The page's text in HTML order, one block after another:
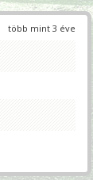
több mint 3 éve